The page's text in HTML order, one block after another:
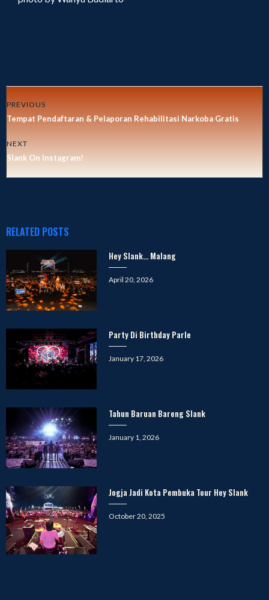
PREVIOUS
Tempat Pendaftaran & Pelaporan Rehabilitasi Narkoba Gratis
NEXT
Slank On Instagram!
RELATED POSTS
Hey Slank… Malang
Posted
April 20, 2026
Party Di Birthday Parle
Posted
January 17, 2026
Tahun Baruan Bareng Slank
Posted
January 1, 2026
Jogja Jadi Kota Pembuka Tour Hey Slank
Posted
October 20, 2025